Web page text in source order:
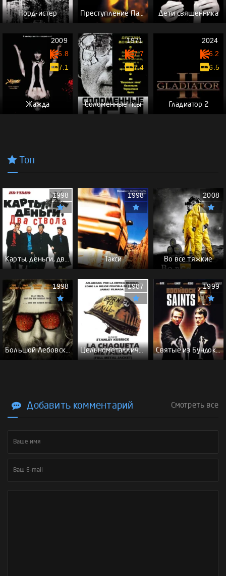
Норд-истер Преступление Падре Амаро Дети священника
Жажда
2009
6.8
7.1
Соломенные псы
1971
7.7
7.4
Гладиатор 2
2024
6.2
6.5
Топ
Карты, деньги, два ствола - (Перевод Гоблина)
1998
Такси
1998
Во все тяжкие
2008
Большой Лебовски - (Перевод Гоблина)
1998
Цельнометаллическая оболочка - (Перевод Гоблина)
1987
Святые из Бундока \ Святые из трущоб - (Перевод Гоблина)
1999
Добавить комментарий Смотреть все